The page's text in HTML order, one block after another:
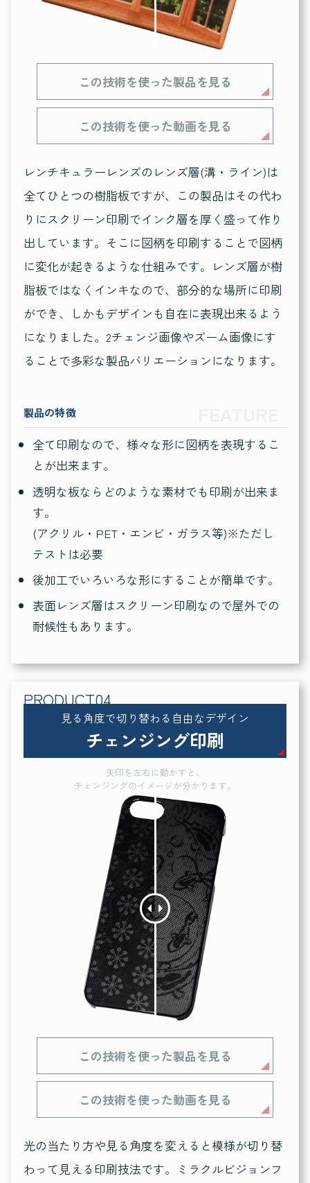
レンチキュラーレンズのレンズ層(溝・ライン)は
全てひとつの樹脂板ですが、この製品はその代わ
りにスクリーン印刷でインク層を厚く盛って作り
出しています。そこに図柄を印刷することで図柄
に変化が起きるような仕組みです。レンズ層が樹
脂板ではなくインキなので、部分的な場所に印刷
ができ、しかもデザインも自在に表現出来るよう
になりました。2チェンジ画像やズーム画像にす
ることで多彩な製品バリエーションになります。
製品の特徴
全て印刷なので、様々な形に図柄を表現するこ
とが出来ます。
透明な板ならどのような素材でも印刷が出来ま
す。
(アクリル・PET・エンビ・ガラス等)※ただし
テストは必要
後加工でいろいろな形にすることが簡単です。
表面レンズ層はスクリーン印刷なので屋外での
耐候性もあります。
この技術を使った製品を見る
この技術を使った動画を見る
見る角度で切り替わる自由なデザイン
チェンジング印刷
光の当たり方や見る角度を変えると模様が切り替
わって見える印刷技法です。ミラクルビジョンフ
矢印を左右に動かすと、
チェンジングのイメージが分かります。
この技術を使った製品を見る
この技術を使った動画を見る